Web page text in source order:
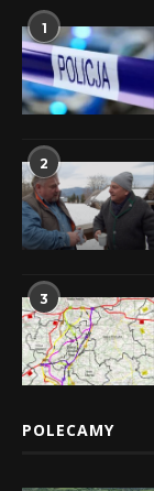
1
2
3
POLECAMY